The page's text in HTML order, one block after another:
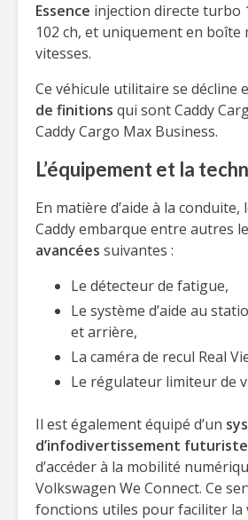
Essence injection directe turbo
102 ch, et uniquement en boîte
vitesses.
Ce véhicule utilitaire se décline
de finitions qui sont Caddy
Caddy Cargo Max Business.
L’équipement et la
En matière d’aide à la conduite,
Caddy embarque entre autres
avancées suivantes :
Le détecteur de fatigue,
Le système d’aide au
et arrière,
La caméra de recul Real
Le régulateur limiteur de
Il est également équipé d’un
d’infodivertissement futuriste
d’accéder à la mobilité
Volkswagen We Connect. Ce
fonctions utiles pour faciliter la